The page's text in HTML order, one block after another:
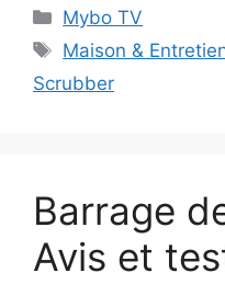
Catégories
Mybo TV
Étiquettes
Maison &
Scrubber
Barrage
Avis et